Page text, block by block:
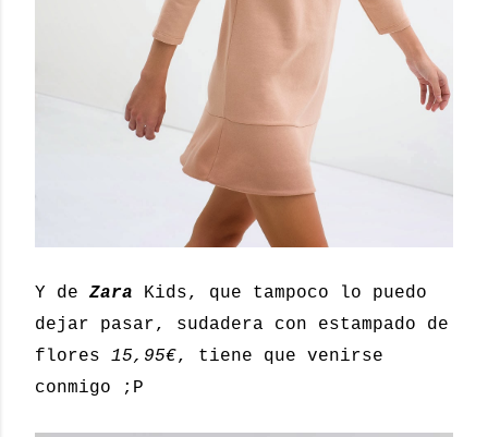
Y de Zara Kids, que tampoco lo puedo
dejar pasar, sudadera con estampado de
flores 15,95€, tiene que venirse
conmigo ;P